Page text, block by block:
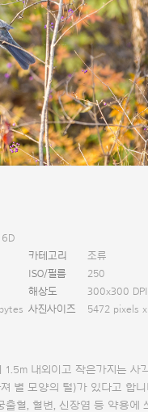
6D
카테고리
조류
ISO/필름
250
해상도
300x300 DPI
사진사이즈 5472 pixels
1.5m 내외이고 작은가지는 사
별 모양의 털)가 있다고 합니
출혈, 혈변, 신장염 등 약용에